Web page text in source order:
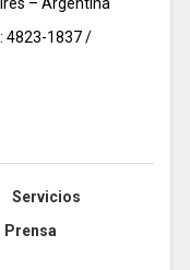
– Argentina
4823-1837 /
Servicios
Prensa